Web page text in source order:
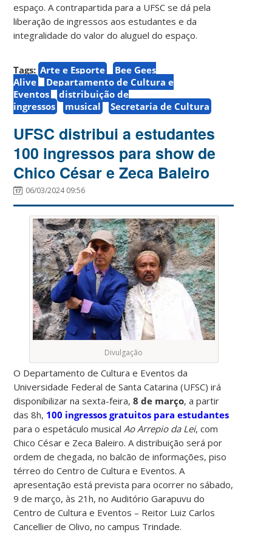
espaço. A contrapartida para a UFSC se dá pela
liberação de ingressos aos estudantes e da
integralidade do valor do aluguel do espaço.
Tags: Arte e Esporte
Bee Gees
Alive
Departamento de Cultura e
Eventos
distribuição de
ingressos
musical Secretaria de Cultura
UFSC distribui a estudantes
100 ingressos para show de
Chico César e Zeca Baleiro
06/03/2024 09:56
Divulgação
O Departamento de Cultura e Eventos da
Universidade Federal de Santa Catarina (UFSC) irá
disponibilizar na sexta-feira,8 de março, a partir
das 8h, 100 ingressos gratuitos para estudantes
para o espetáculo musical Ao Arrepio da Lei, com
Chico César e Zeca Baleiro. A distribuição será por
ordem de chegada, no balcão de informações, piso
térreo do Centro de Cultura e Eventos. A
apresentação está prevista para ocorrer no sábado,
9 de março, às 21h, no Auditório Garapuvu do
Centro de Cultura e Eventos – Reitor Luiz Carlos
Cancellier de Olivo, no campus Trindade.